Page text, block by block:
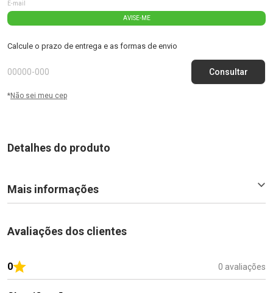
AVISE-ME
Calcule o prazo de entrega e as formas de envio
*Não sei meu cep
Detalhes do produto
Mais informações
Avaliações dos clientes
0 0 avaliações